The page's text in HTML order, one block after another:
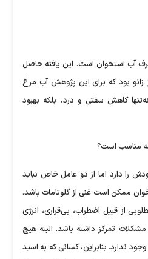
آب استخوان است. این یافته حاصل
زانو بود که برای این پژوهش آب مرغ
کاهش سفتی و درد، بلکه بهبود
مناسب است؟
را دارد اما از دو عامل خاص نباید
ممکن است غنی از گلوتامات باشد.
از قبیل اضطراب، بی‌قراری، انرژی
تمرکز داشته باشد. البته هیچ
ندارد. بنابراین، کسانی که به اسید